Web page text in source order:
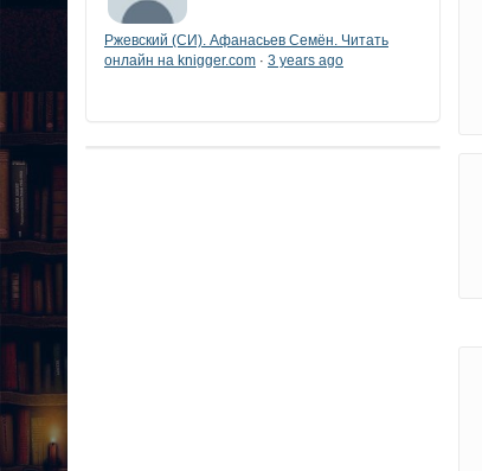
Ржевский (СИ). Афанасьев Семён. Читать
онлайн на knigger.com · 3 years ago